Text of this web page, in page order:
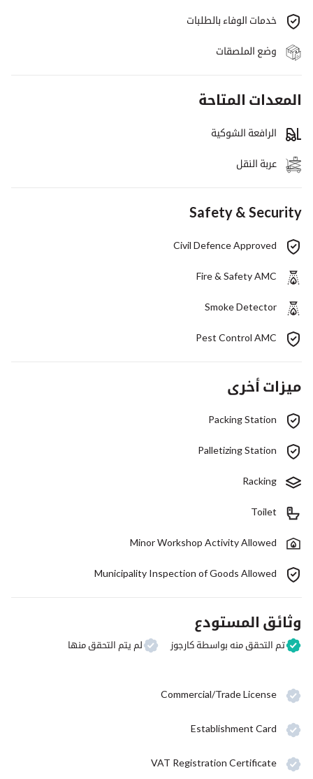
خدمات الوفاء بالطلبات
وضع الملصقات
المعدات المتاحة
الرافعة الشوكية
عربة النقل
Safety & Security
Civil Defence Approved
Fire & Safety AMC
Smoke Detector
Pest Control AMC
ميزات أخرى
Packing Station
Palletizing Station
Racking
Toilet
Minor Workshop Activity Allowed
Municipality Inspection of Goods Allowed
وثائق المستودع
تم التحقق منه بواسطة كارجوز لم يتم التحقق منها
Commercial/Trade License
Establishment Card
VAT Registration Certificate